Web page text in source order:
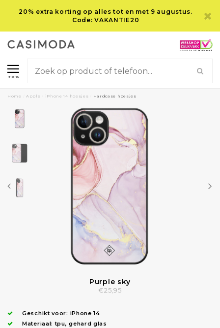
20% extra korting op alles tot en met 9 augustus.
Code: VAKANTIE20
menu
Home Apple iPhone 14 hoesjes Hardcase hoesjes
Purple sky
€25,95
Geschikt voor: iPhone 14
Materiaal: tpu, gehard glas